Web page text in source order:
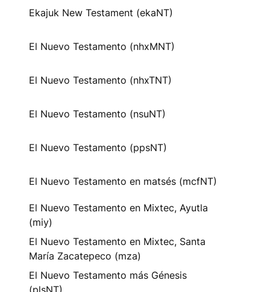
Ekajuk New Testament (ekaNT)
El Nuevo Testamento (nhxMNT)
El Nuevo Testamento (nhxTNT)
El Nuevo Testamento (nsuNT)
El Nuevo Testamento (ppsNT)
El Nuevo Testamento en matsés (mcfNT)
El Nuevo Testamento en Mixtec, Ayutla
(miy)
El Nuevo Testamento en Mixtec, Santa
María Zacatepeco (mza)
El Nuevo Testamento más Génesis
(plsNT)